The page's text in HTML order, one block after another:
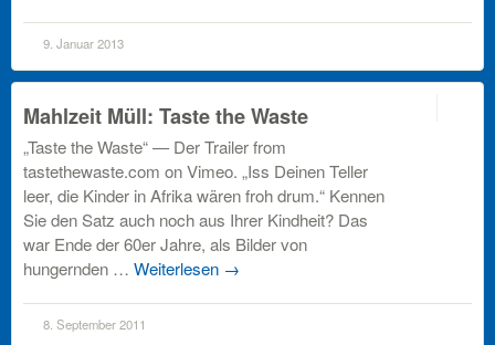
9. Januar 2013
Mahlzeit Müll: Taste the Waste
„Taste the Waste“ — Der Trailer from
tastethewaste.com on Vimeo. „Iss Deinen Teller
leer, die Kinder in Afrika wären froh drum.“ Kennen
Sie den Satz auch noch aus Ihrer Kindheit? Das
war Ende der 60er Jahre, als Bilder von
hungernden … Weiterlesen →
8. September 2011